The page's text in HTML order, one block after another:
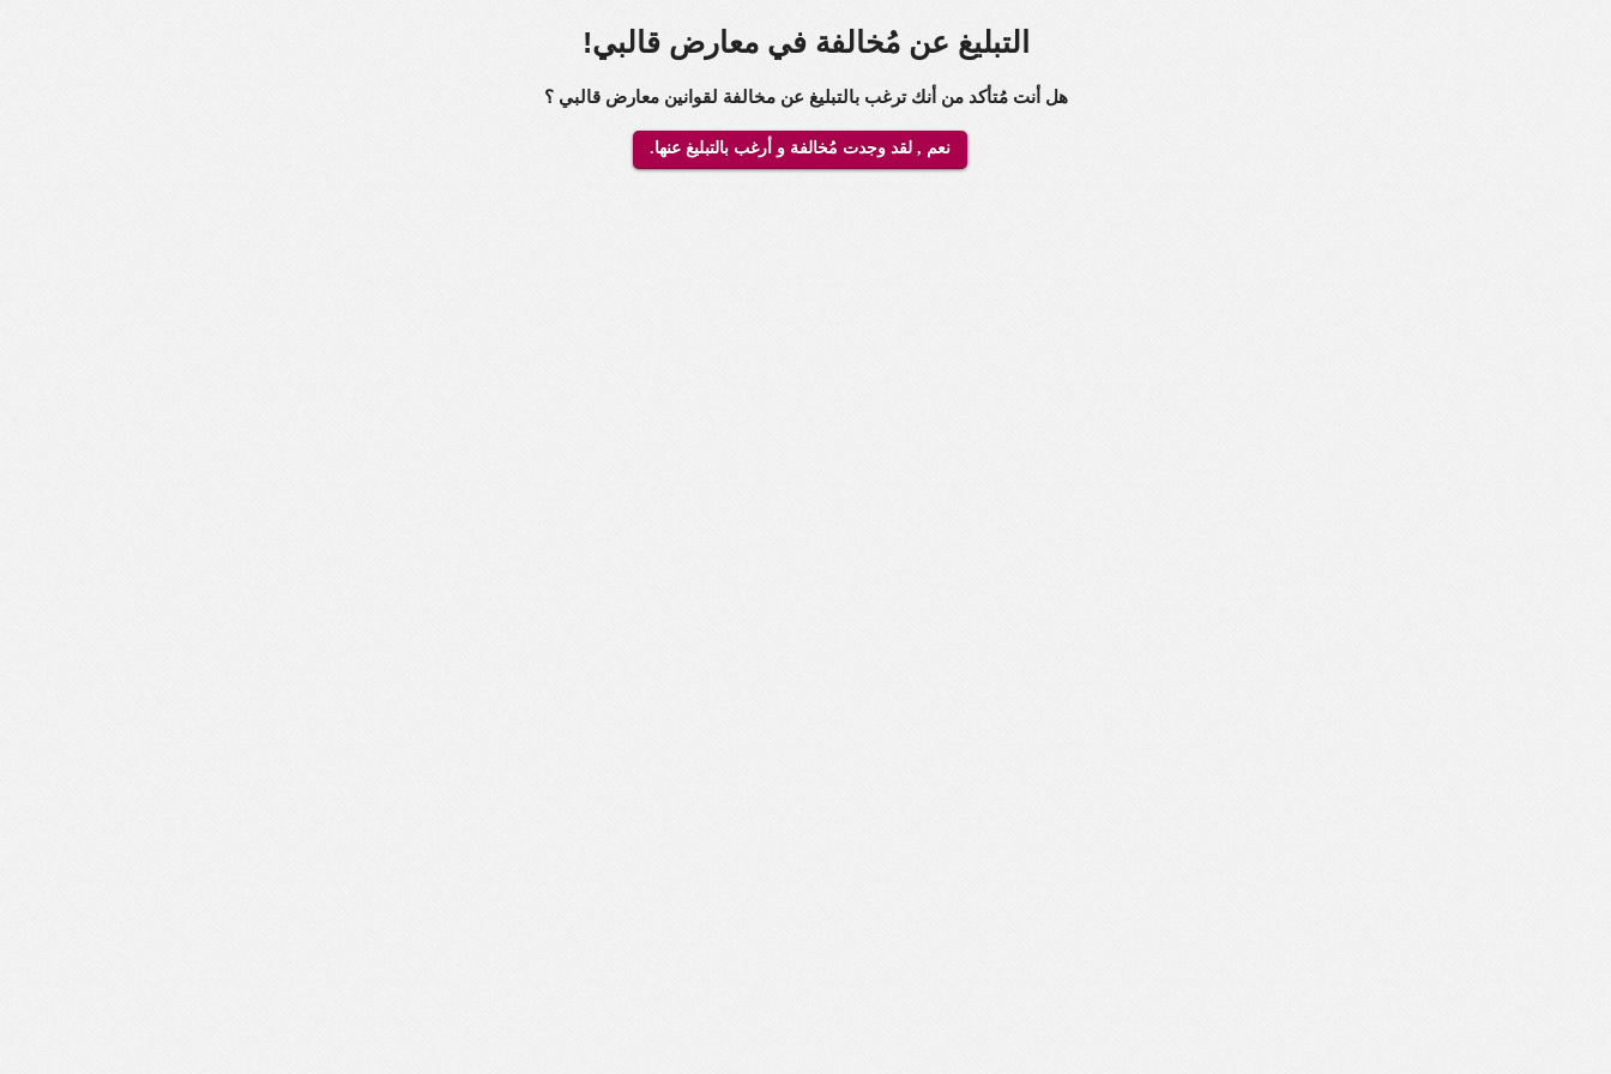
التبليغ عن مُخالفة في معارض قالبي!
هل أنت مُتأكد من أنك ترغب بالتبليغ عن مخالفة لقوانين معارض قالبي ؟
نعم , لقد وجدت مُخالفة و أرغب بالتبليغ عنها.